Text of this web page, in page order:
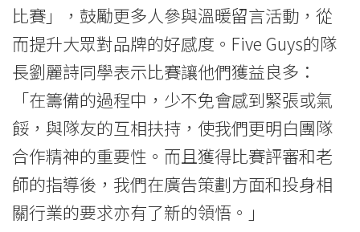
比賽」，鼓勵更多人參與溫暖留言活動，從
而提升大眾對品牌的好感度。Five Guys的隊
長劉麗詩同學表示比賽讓他們獲益良多：
「在籌備的過程中，少不免會感到緊張或氣
餒，與隊友的互相扶持，使我們更明白團隊
合作精神的重要性。而且獲得比賽評審和老
師的指導後，我們在廣告策劃方面和投身相
關行業的要求亦有了新的領悟。」